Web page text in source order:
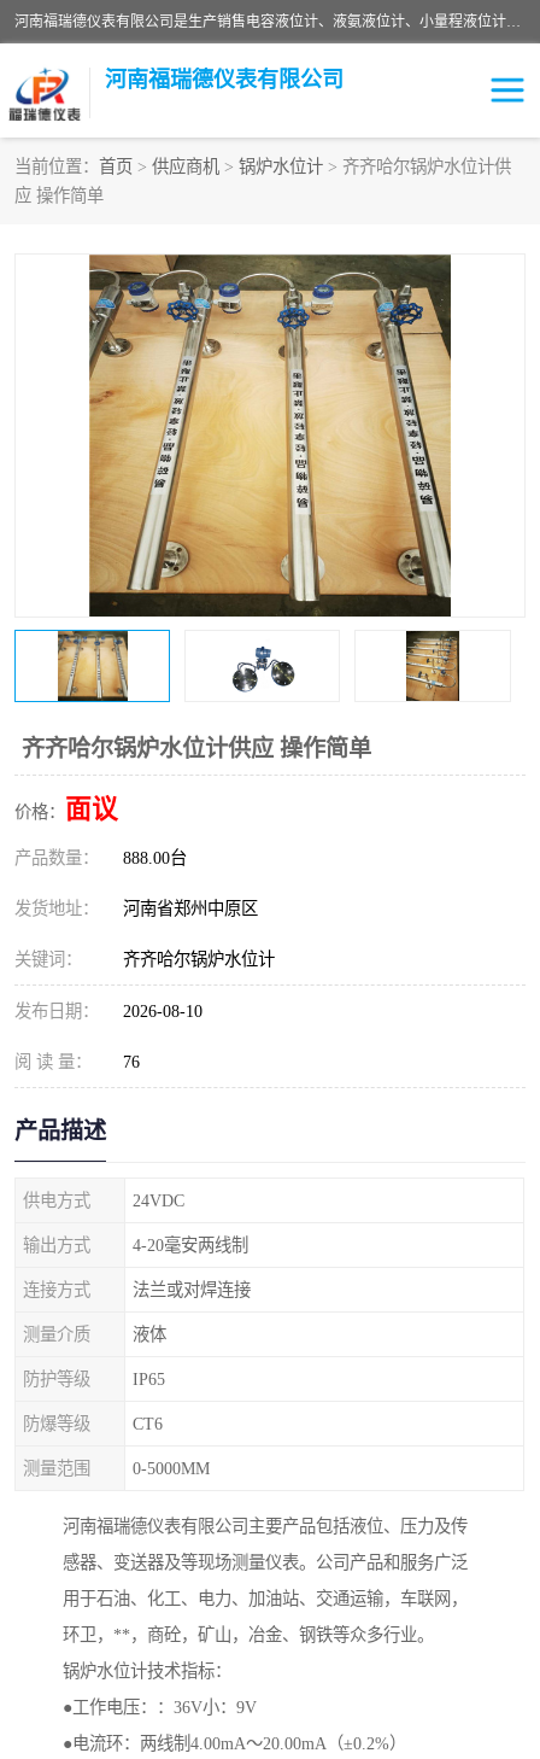
河南福瑞德仪表有限公司是生产销售电容液位计、液氨液位计、小量程液位计定制、智能锅炉水位计、液氮液位计等；并在产品开发、研制的过程中，吸取国内外仪器仪表的技术精华，建立了一支高、精、尖的科研开发队伍，使产品性能不断升级。
河南福瑞德仪表有限公司
当前位置： 首页 > 供应商机 > 锅炉水位计 > 齐齐哈尔锅炉水位计供
应 操作简单
齐齐哈尔锅炉水位计供应 操作简单
价格： 面议
产品数量： 888.00台
发货地址： 河南省郑州中原区
关键词： 齐齐哈尔锅炉水位计
发布日期： 2026-08-10
阅 读 量： 76
产品描述
供电方式 24VDC
输出方式 4-20毫安两线制
连接方式 法兰或对焊连接
测量介质 液体
防护等级 IP65
防爆等级 CT6
测量范围 0-5000MM
河南福瑞德仪表有限公司主要产品包括液位、压力及传
感器、变送器及等现场测量仪表。公司产品和服务广泛
用于石油、化工、电力、加油站、交通运输，车联网，
环卫，**，商砼，矿山，冶金、钢铁等众多行业。
锅炉水位计技术指标：
●工作电压：：36V小：9V
●电流环：两线制4.00mA～20.00mA（±0.2%）
液位计
压力传感器 流量传感器
智能仪表 液氮液位计
差压变送器 液位计传感器定制
液氨液位计 物位计
油量传感器 测漏仪
温度变送器 锅炉水位计
智能锅炉水位计 电容液位计
流量仪表 加油站液位仪